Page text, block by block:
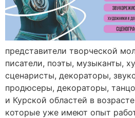
представители творческой
писатели, поэты, музыканты,
сценаристы, декораторы,
продюсеры, декораторы,
и Курской областей в
которые уже имеют опыт